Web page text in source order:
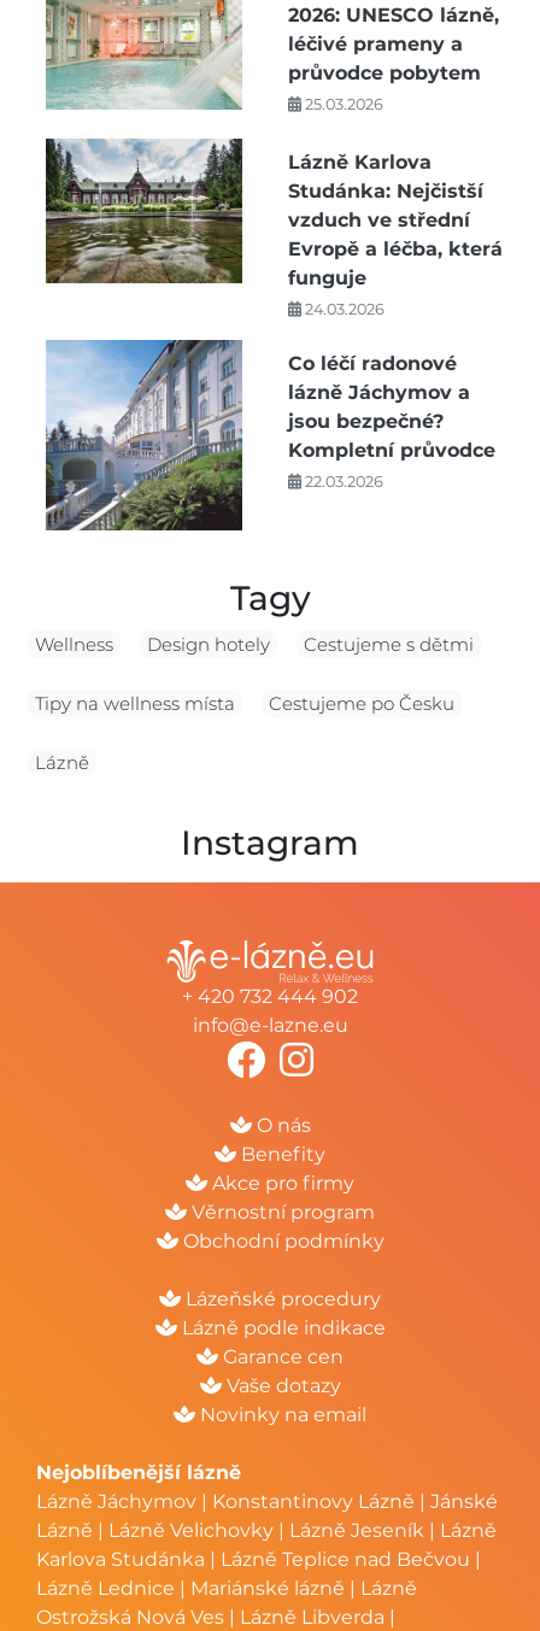
2026: UNESCO lázně,
léčivé prameny a
průvodce pobytem
25.03.2026
Lázně Karlova
Studánka: Nejčistší
vzduch ve střední
Evropě a léčba, která
funguje
24.03.2026
Co léčí radonové
lázně Jáchymov a
jsou bezpečné?
Kompletní průvodce
22.03.2026
Tagy
Wellness Design hotely Cestujeme s dětmi
Tipy na wellness místa Cestujeme po Česku
Lázně
Instagram
+ 420 732 444 902
info@e-lazne.eu
O nás
Benefity
Akce pro firmy
Věrnostní program
Obchodní podmínky
Lázeňské procedury
Lázně podle indikace
Garance cen
Vaše dotazy
Novinky na email
Nejoblíbenější lázně
Lázně Jáchymov
Konstantinovy Lázně
Jánské
Lázně | Lázně Velichovky Lázně Jeseník
Lázně
Karlova Studánka
Lázně Teplice nad Bečvou
Lázně Lednice
Mariánské lázně
Lázně
Ostrožská Nová Ves
Lázně Libverda